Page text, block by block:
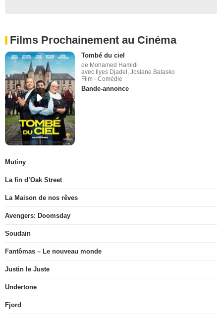
Films Prochainement au Cinéma
Tombé du ciel
de Mohamed Hamidi
avec Ilyes Djadel, Josiane Balasko
Film - Comédie
Bande-annonce
Mutiny
La fin d’Oak Street
La Maison de nos rêves
Avengers: Doomsday
Soudain
Fantômas – Le nouveau monde
Justin le Juste
Undertone
Fjord